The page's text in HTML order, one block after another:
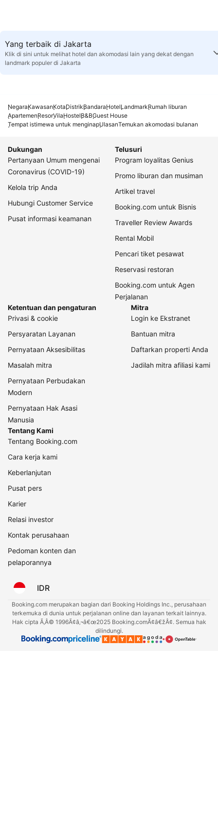
Yang terbaik di Jakarta
Klik di sini untuk melihat hotel dan akomodasi lain yang dekat dengan
landmark populer di Jakarta
NegaraKawasanKotaDistrikBandaraHotelLandmarkRumah liburan
ApartemenResorVilaHostelB&BGuest House
Tempat istimewa untuk menginapUlasanTemukan akomodasi bulanan
Dukungan
Pertanyaan Umum mengenai
Coronavirus (COVID-19)
Kelola trip Anda
Hubungi Customer Service
Pusat informasi keamanan
Telusuri
Program loyalitas Genius
Promo liburan dan musiman
Artikel travel
Booking.com untuk Bisnis
Traveller Review Awards
Rental Mobil
Pencari tiket pesawat
Reservasi restoran
Booking.com untuk Agen
Perjalanan
Ketentuan dan pengaturan
Privasi & cookie
Persyaratan Layanan
Pernyataan Aksesibilitas
Masalah mitra
Pernyataan Perbudakan
Modern
Pernyataan Hak Asasi
Manusia
Mitra
Login ke Ekstranet
Bantuan mitra
Daftarkan properti Anda
Jadilah mitra afiliasi kami
Tentang Kami
Tentang Booking.com
Cara kerja kami
Keberlanjutan
Pusat pers
Karier
Relasi investor
Kontak perusahaan
Pedoman konten dan
pelaporannya
IDR
Booking.com merupakan bagian dari Booking Holdings Inc., perusahaan
terkemuka di dunia untuk perjalanan online dan layanan terkait lainnya.
Hak cipta Ã‚Â© 1996Ã¢â‚¬â€œ2025 Booking.comÃ¢â€žÂ¢. Semua hak
dilindungi.